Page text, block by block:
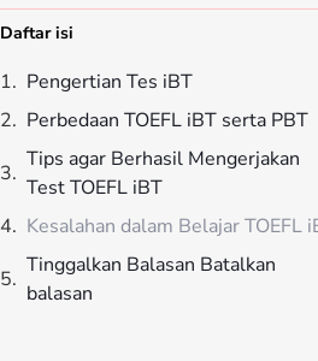
Daftar isi
Pengertian Tes iBT
Perbedaan TOEFL iBT serta PBT
Tips agar Berhasil Mengerjakan
Test TOEFL iBT
Kesalahan dalam Belajar TOEFL
Tinggalkan Balasan Batalkan
balasan